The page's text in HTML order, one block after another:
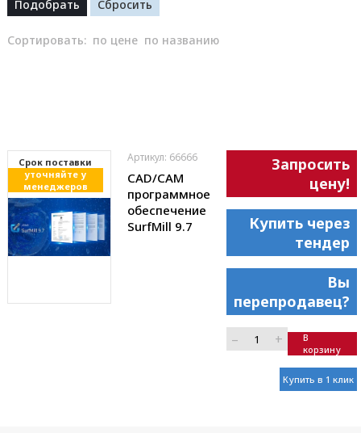
Сортировать: по цене по названию
Cрок поставки
уточняйте у
менеджеров
Артикул: 66666
CAD/CAM
программное
обеспечение
SurfMill 9.7
Запросить
цену!
Купить через
тендер
Вы
перепродавец?
– +
В
корзину
Купить в 1 клик